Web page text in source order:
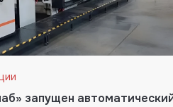
запущен